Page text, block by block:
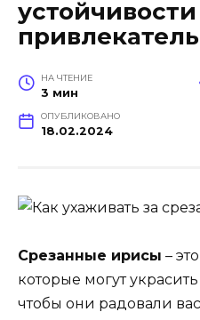
НА ЧТЕНИЕ
3 мин
ОПУБЛИКОВАНО
18.02.2024
Срезанные ирисы –
которые могут
чтобы они радовали